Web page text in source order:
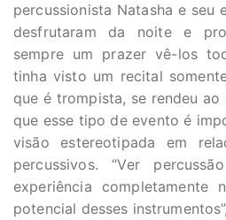
percussionista Natasha e seu
desfrutaram da noite e
sempre um prazer vê-los
tinha visto um recital
que é trompista, se rendeu
que esse tipo de evento é
visão estereotipada em
percussivos. “Ver
experiência completamente
potencial desses